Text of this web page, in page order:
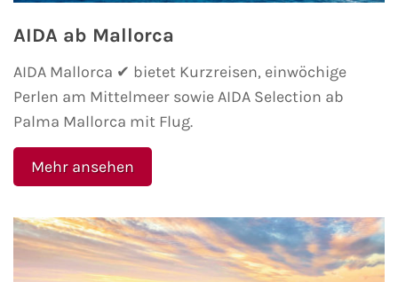
AIDA Kanaren & Madeira
AIDA Nordeuropa
AIDA Norwegen
AIDA Westeuropa
AIDA Ostsee
AIDA Orient
AIDA ab Mallorca
AIDA Mallorca ✔ bietet Kurzreisen, einwöchige
Perlen am Mittelmeer sowie AIDA Selection ab
Palma Mallorca mit Flug.
Mehr ansehen